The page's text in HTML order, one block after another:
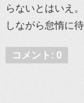
らないとはいえ
しながら怠惰に待
コメント: 0